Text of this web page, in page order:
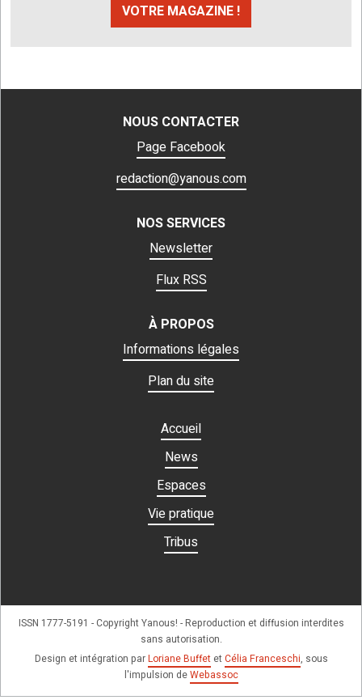
VOTRE MAGAZINE !
NOUS CONTACTER
Page Facebook
redaction@yanous.com
NOS SERVICES
Newsletter
Flux RSS
À PROPOS
Informations légales
Plan du site
Accueil
News
Espaces
Vie pratique
Tribus
ISSN 1777-5191 - Copyright Yanous! - Reproduction et diffusion interdites
sans autorisation.
Design et intégration parLoriane Buffetet Célia Franceschi, sous
l'impulsion deWebassoc